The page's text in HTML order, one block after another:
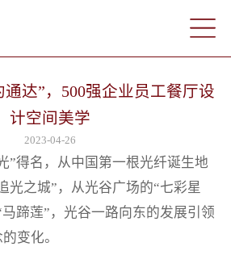
达”，500强企业员工餐厅设
计空间美学
2023-04-26
”得名，从中国第一根光纤诞生地
光之城”，从光谷广场的“七彩星
蹄莲”，光谷一路向东的发展引领
变化。